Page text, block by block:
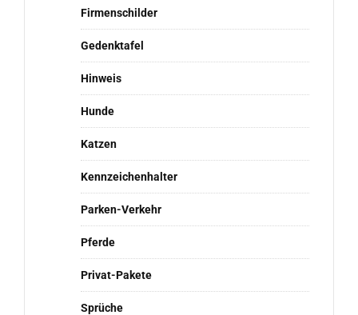
Firmenschilder
Gedenktafel
Hinweis
Hunde
Katzen
Kennzeichenhalter
Parken-Verkehr
Pferde
Privat-Pakete
Sprüche